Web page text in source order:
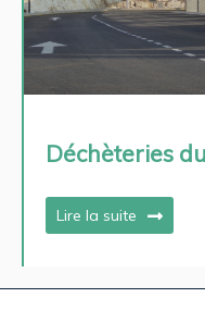
Déchèteries
Lire la suite